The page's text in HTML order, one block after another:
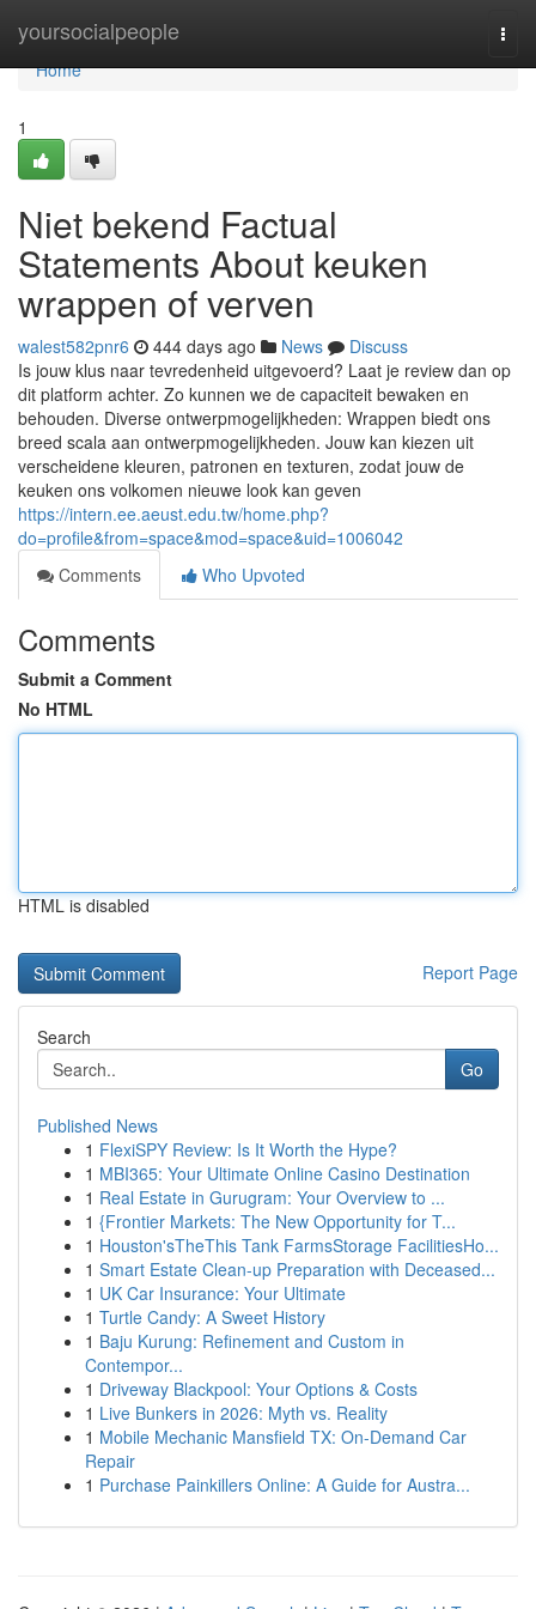
yoursocialpeople
Home
Home
1
Niet bekend Factual
Statements About keuken
wrappen of verven
walest582pnr6 444 days ago News
Discuss
Is jouw klus naar tevredenheid uitgevoerd? Laat je review dan op
dit platform achter. Zo kunnen we de capaciteit bewaken en
behouden. Diverse ontwerpmogelijkheden: Wrappen biedt ons
breed scala aan ontwerpmogelijkheden. Jouw kan kiezen uit
verscheidene kleuren, patronen en texturen, zodat jouw de
keuken ons volkomen nieuwe look kan geven
https://intern.ee.aeust.edu.tw/home.php?
do=profile&from=space&mod=space&uid=1006042
Comments
Who Upvoted
Comments
Submit a Comment
No HTML
HTML is disabled
Report Page
Search
Go
Published News
1 FlexiSPY Review: Is It Worth the Hype?
1 MBI365: Your Ultimate Online Casino Destination
1 Real Estate in Gurugram: Your Overview to ...
1 {Frontier Markets: The New Opportunity for T...
1 Houston'sTheThis Tank FarmsStorage FacilitiesHo...
1 Smart Estate Clean-up Preparation with Deceased...
1 UK Car Insurance: Your Ultimate
1 Turtle Candy: A Sweet History
1 Baju Kurung: Refinement and Custom in
Contempor...
1 Driveway Blackpool: Your Options & Costs
1 Live Bunkers in 2026: Myth vs. Reality
1 Mobile Mechanic Mansfield TX: On-Demand Car
Repair
1 Purchase Painkillers Online: A Guide for Austra...